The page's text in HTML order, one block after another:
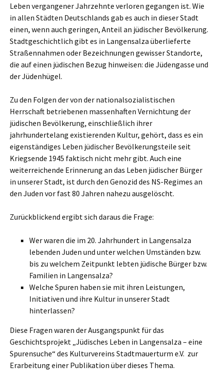
Leben vergangener Jahrzehnte verloren gegangen ist. Wie
in allen Städten Deutschlands gab es auch in dieser Stadt
einen, wenn auch geringen, Anteil an jüdischer Bevölkerung.
Stadtgeschichtlich gibt es in Langensalza überlieferte
Straßennahmen oder Bezeichnungen gewisser Standorte,
die auf einen jüdischen Bezug hinweisen: die Jüdengasse und
der Jüdenhügel.
Zu den Folgen der von der nationalsozialistischen
Herrschaft betriebenen massenhaften Vernichtung der
jüdischen Bevölkerung, einschließlich ihrer
jahrhundertelang existierenden Kultur, gehört, dass es ein
eigenständiges Leben jüdischer Bevölkerungsteile seit
Kriegsende 1945 faktisch nicht mehr gibt. Auch eine
weiterreichende Erinnerung an das Leben jüdischer Bürger
in unserer Stadt, ist durch den Genozid des NS-Regimes an
den Juden vor fast 80 Jahren nahezu ausgelöscht.
Zurückblickend ergibt sich daraus die Frage:
Wer waren die im 20. Jahrhundert in Langensalza
lebenden Juden und unter welchen Umständen bzw.
bis zu welchem Zeitpunkt lebten jüdische Bürger bzw.
Familien in Langensalza?
Welche Spuren haben sie mit ihren Leistungen,
Initiativen und ihre Kultur in unserer Stadt
hinterlassen?
Diese Fragen waren der Ausgangspunkt für das
Geschichtsprojekt „Jüdisches Leben in Langensalza – eine
Spurensuche“ des Kulturvereins Stadtmauerturm e.V. zur
Erarbeitung einer Publikation über dieses Thema.